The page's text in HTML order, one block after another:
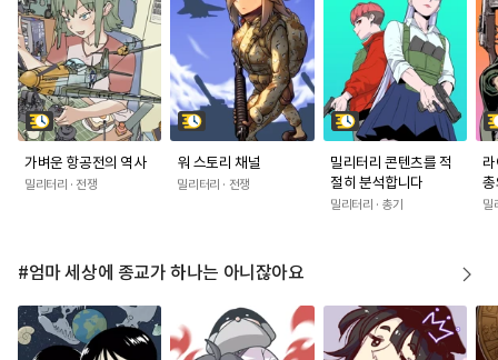
가벼운 항공전의 역사
밀리터리 · 전쟁
워 스토리 채널
밀리터리 · 전쟁
밀리터리 콘텐츠를 적
절히 분석합니다
밀리터리 · 총기 밀
#엄마 세상에 종교가 하나는 아니잖아요